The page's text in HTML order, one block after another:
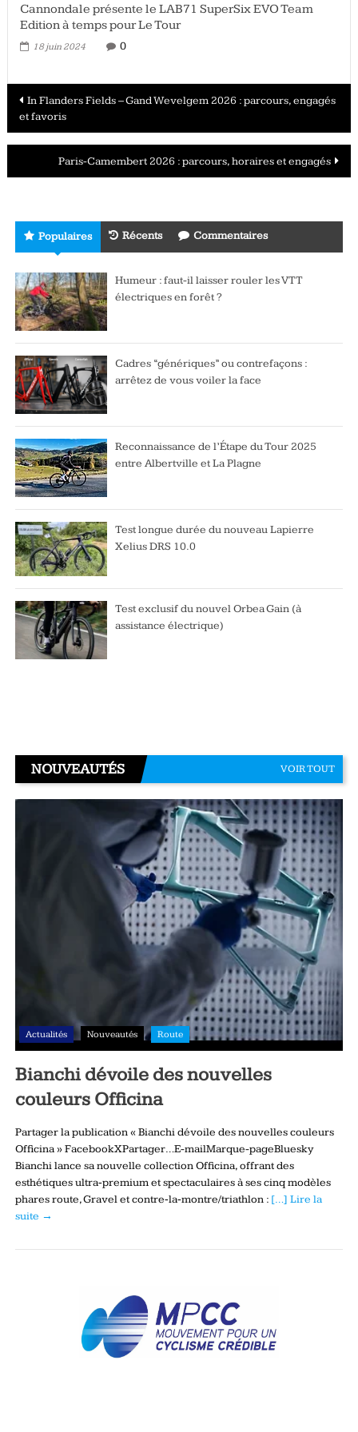
Cannondale présente le LAB71 SuperSix EVO Team
Edition à temps pour Le Tour
18 juin 2024 0
Navigation
des
articles
In Flanders Fields – Gand Wevelgem 2026 : parcours, engagés
et favoris
Paris-Camembert 2026 : parcours, horaires et engagés
Populaires Récents Commentaires
Humeur : faut-il laisser rouler les VTT
électriques en forêt ?
Cadres “génériques” ou contrefaçons :
arrêtez de vous voiler la face
Reconnaissance de l’Étape du Tour 2025
entre Albertville et La Plagne
Test longue durée du nouveau Lapierre
Xelius DRS 10.0
Test exclusif du nouvel Orbea Gain (à
assistance électrique)
NOUVEAUTÉS VOIR TOUT
Actualités Nouveautés Route
Bianchi dévoile des nouvelles
couleurs Officina
Partager la publication « Bianchi dévoile des nouvelles couleurs
Officina » FacebookXPartager…E-mailMarque-pageBluesky
Bianchi lance sa nouvelle collection Officina, offrant des
esthétiques ultra‑premium et spectaculaires à ses cinq modèles
phares route, Gravel et contre‑la‑montre/triathlon : […] Lire la
suite →